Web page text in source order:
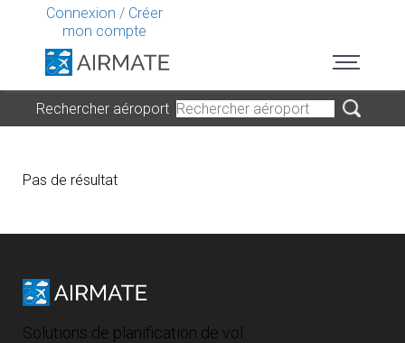
Connexion / Créer
mon compte
Rechercher aéroport
Pas de résultat
Solutions de planification de vol